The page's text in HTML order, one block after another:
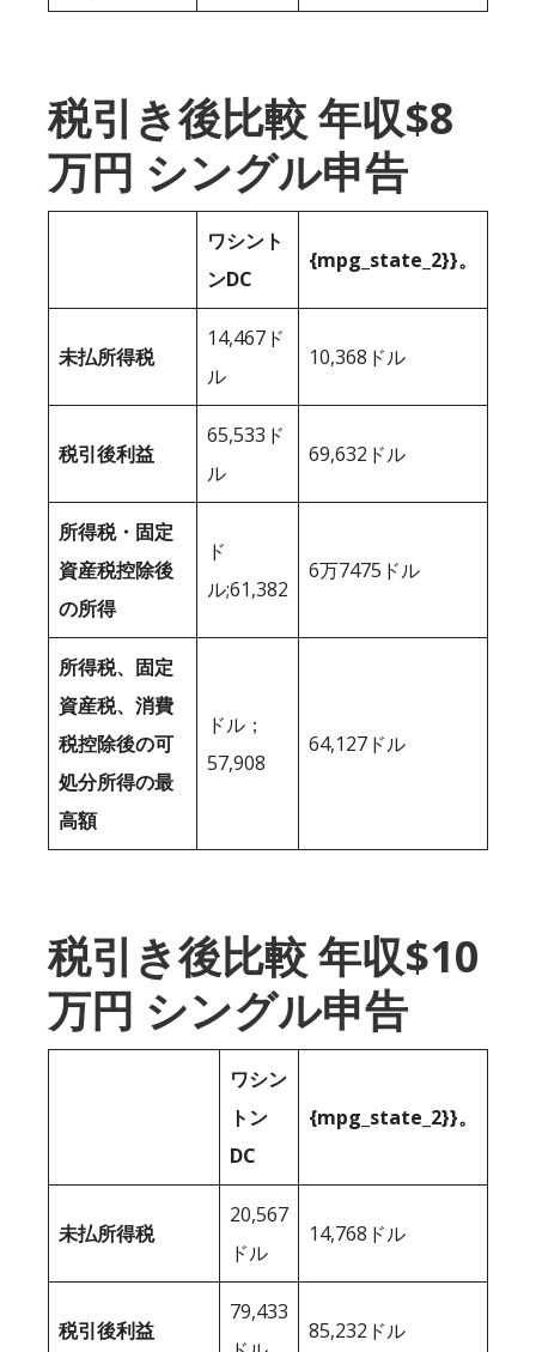
税引き後比較 年収$8
万円 シングル申告
ワシント
ンDC
{mpg_state_2}}。
未払所得税
14,467ド
ル
10,368ドル
税引後利益
65,533ド
ル
69,632ドル
所得税・固定
資産税控除後
の所得
ド
ル;61,382
6万7475ドル
所得税、固定
資産税、消費
税控除後の可
処分所得の最
高額
ドル；
57,908
64,127ドル
税引き後比較 年収$10
万円 シングル申告
ワシン
トン
DC
{mpg_state_2}}。
未払所得税
20,567
ドル
14,768ドル
税引後利益
79,433
85,232ドル